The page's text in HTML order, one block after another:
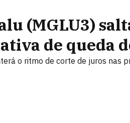
(MGLU3)
de queda
o ritmo de corte de juros nas